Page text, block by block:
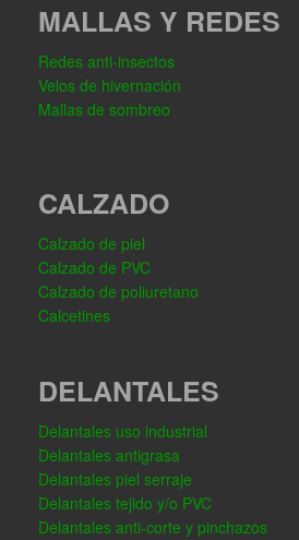
MALLAS Y REDES
Redes anti-insectos
Velos de hivernación
Mallas de sombreo
CALZADO
Calzado de piel
Calzado de PVC
Calzado de poliuretano
Calcetines
DELANTALES
Delantales uso industrial
Delantales antigrasa
Delantales piel serraje
Delantales tejido y/o PVC
Delantales anti-corte y pinchazos